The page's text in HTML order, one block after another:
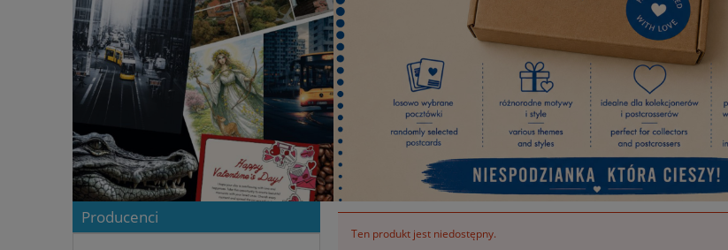
Producenci
Ten produkt jest niedostępny.